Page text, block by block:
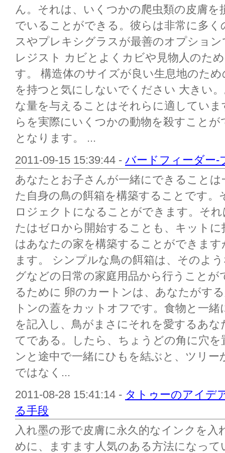
ん。それは、いくつかの爬虫類の皮膚
でいることができる。彼らは非常に多
スやプレキシグラスが最善のオプショ
レジスト カビとよくカビや見物人のた
す。 構造体のサイズが良い生息地のた
を持つと気にしないでください 大きい
な量を与えることはそれらに適してい
らを実際にいくつかの動物を殺すこと
となります。 ...
2011-09-15 15:39:44 - バードフィーダー-
あなたとお子さんが一緒にできること
た自身の鳥の餌箱を構築することです
ロジェクトになることができます。そ
たはゼロから開始することも、キット
はあなたの家を構築することができま
ます。 シンプルな鳥の餌箱は、そのよ
グなどの日常の家庭用品から行うこと
るために 卵のカートンは、あなたがす
トンの蓋をカットオフです。食物と一
を記入し、鳥がまさにそれを愛するあ
てである。したら、ちょうどの角に穴
ンと途中で一緒にひもを結ぶと、ツリ
ではなく...
2011-08-28 15:41:14 - タトゥーのアイデ
る手段
入れ墨の形で皮膚に永久的なインクを
めに、ますます人気のある方法になっ